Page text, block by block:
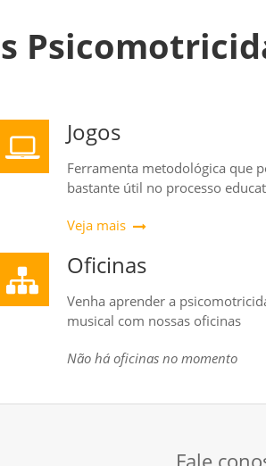
Jogos
Ferramenta metodológica que
bastante útil no processo
Veja mais
Oficinas
Venha aprender a
musical com nossas oficinas
Não há oficinas no momento
Fale